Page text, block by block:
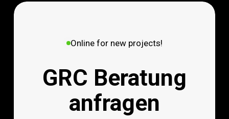
Online for new projects!
GRC Beratung
anfragen